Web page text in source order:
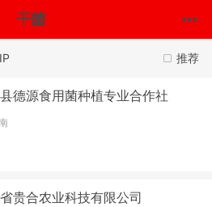
干菌
推荐
德源食用菌种植专业合作社
贵合农业科技有限公司